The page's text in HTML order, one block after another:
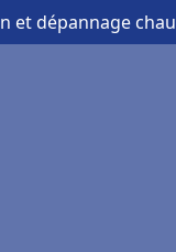
et dépannage